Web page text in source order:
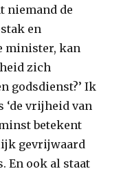
niemand de
en
minister, kan
zich
godsdienst?’ Ik
‘de vrijheid van
betekent
gevrijwaard
En ook al staat